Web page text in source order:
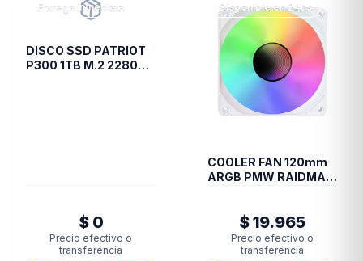
Entrega inmediata
DISCO SSD PATRIOT
P300 1TB M.2 2280
$ 0
Precio efectivo o
transferencia
Disponible en 24hs
COOLER FAN 120mm
ARGB PMW RAIDMAX
$ 19.965
Precio efectivo o
transferencia